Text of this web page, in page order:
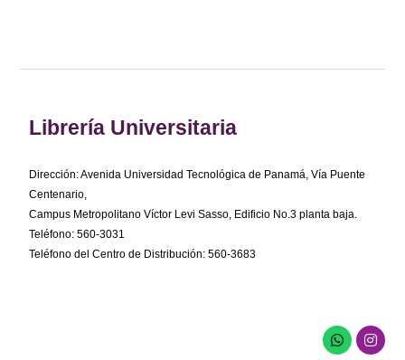
Librería Universitaria
Dirección: Avenida Universidad Tecnológica de Panamá, Vía Puente
Centenario,
Campus Metropolitano Víctor Levi Sasso, Edificio No.3 planta baja.
Teléfono: 560-3031
Teléfono del Centro de Distribución: 560-3683
W
h
I
n